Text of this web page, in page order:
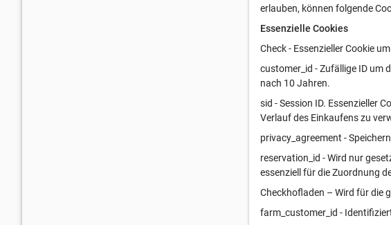
erlauben, können folgende
Essenzielle Cookies
Check - Essenzieller Cookie
customer_id - Zufällige ID um
nach 10 Jahren.
sid - Session ID. Essenzieller
Verlauf des Einkaufens zu
privacy_agreement -
reservation_id - Wird nur
essenziell für die Zuordnung
Checkhofladen – Wird für die
farm_customer_id -